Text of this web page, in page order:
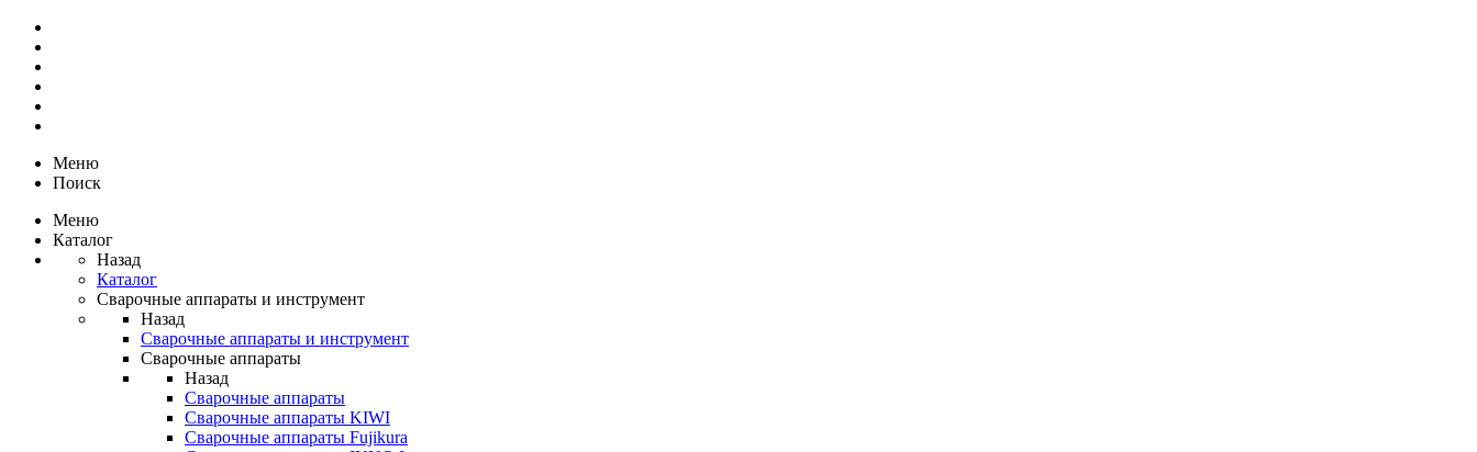
Меню
Поиск
Меню
Каталог
Назад
Каталог
Сварочные аппараты и инструмент
Назад
Сварочные аппараты и инструмент
Сварочные аппараты
Назад
Сварочные аппараты
Сварочные аппараты KIWI
Сварочные аппараты Fujikura